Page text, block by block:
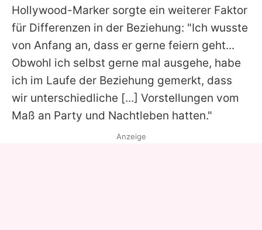
Hollywood-Marker sorgte ein weiterer Faktor
für Differenzen in der Beziehung: "Ich wusste
von Anfang an, dass er gerne feiern geht...
Obwohl ich selbst gerne mal ausgehe, habe
ich im Laufe der Beziehung gemerkt, dass
wir unterschiedliche [...] Vorstellungen vom
Maß an Party und Nachtleben hatten."
Anzeige